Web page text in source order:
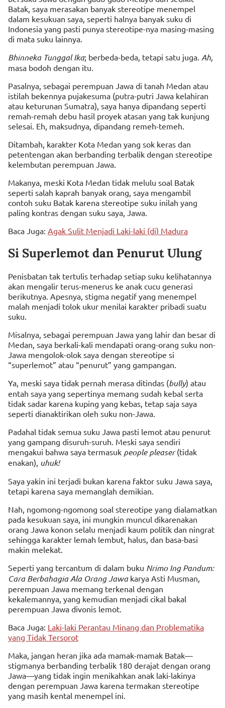
Batak, saya merasakan banyak stereotipe menempel
dalam kesukuan saya, seperti halnya banyak suku di
Indonesia yang pasti punya stereotipe-nya masing-masing
di mata suku lainnya.
Bhinneka Tunggal Ika; berbeda-beda, tetapi satu juga. Ah,
masa bodoh dengan itu.
Pasalnya, sebagai perempuan Jawa di tanah Medan atau
istilah bekennya pujakesuma (putra-putri Jawa kelahiran
atau keturunan Sumatra), saya hanya dipandang seperti
remah-remah debu hasil proyek atasan yang tak kunjung
selesai. Eh, maksudnya, dipandang remeh-temeh.
Ditambah, karakter Kota Medan yang sok keras dan
petentengan akan berbanding terbalik dengan stereotipe
kelembutan perempuan Jawa.
Makanya, meski Kota Medan tidak melulu soal Batak
seperti salah kaprah banyak orang, saya mengambil
contoh suku Batak karena stereotipe suku inilah yang
paling kontras dengan suku saya, Jawa.
Baca Juga: Agak Sulit Menjadi Laki-laki (di) Madura
Si Superlemot dan Penurut Ulung
Penisbatan tak tertulis terhadap setiap suku kelihatannya
akan mengalir terus-menerus ke anak cucu generasi
berikutnya. Apesnya, stigma negatif yang menempel
malah menjadi tolok ukur menilai karakter pribadi suatu
suku.
Misalnya, sebagai perempuan Jawa yang lahir dan besar di
Medan, saya berkali-kali mendapati orang-orang suku non-
Jawa mengolok-olok saya dengan stereotipe si
“superlemot” atau “penurut” yang gampangan.
Ya, meski saya tidak pernah merasa ditindas (bully) atau
entah saya yang sepertinya memang sudah kebal serta
tidak sadar karena kuping yang kebas, tetap saja saya
seperti dianaktirikan oleh suku non-Jawa.
Padahal tidak semua suku Jawa pasti lemot atau penurut
yang gampang disuruh-suruh. Meski saya sendiri
mengakui bahwa saya termasuk people pleaser(tidak
enakan), uhuk!
Saya yakin ini terjadi bukan karena faktor suku Jawa saya,
tetapi karena saya memanglah demikian.
Nah, ngomong-ngomong soal stereotipe yang dialamatkan
pada kesukuan saya, ini mungkin muncul dikarenakan
orang Jawa konon selalu menjadi kaum politik dan ningrat
sehingga karakter lemah lembut, halus, dan basa-basi
makin melekat.
Seperti yang tercantum di dalam buku Nrimo Ing Pandum:
Cara Berbahagia Ala Orang Jawa karya Asti Musman,
perempuan Jawa memang terkenal dengan
kekalemannya, yang kemudian menjadi cikal bakal
perempuan Jawa divonis lemot.
Baca Juga: Laki-laki Perantau Minang dan Problematika
yang Tidak Tersorot
Maka, jangan heran jika ada mamak-mamak Batak—
stigmanya berbanding terbalik 180 derajat dengan orang
Jawa—yang tidak ingin menikahkan anak laki-lakinya
dengan perempuan Jawa karena termakan stereotipe
yang masih kental menempel ini.